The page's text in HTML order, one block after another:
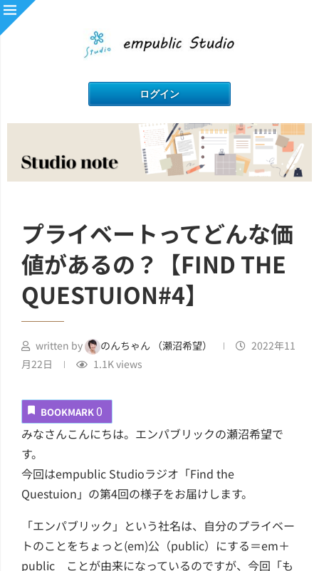
プライベートってどんな価
値があるの？【FIND THE
QUESTUION#4】
written by のんちゃん （瀬沼希望）
2022年11
月22日
1.1K views
BOOKMARK0
みなさんこんにちは。エンパブリックの瀬沼希望で
す。
今回はempublic Studioラジオ「Find the
Questuion」の第4回の様子をお届けします。
「エンパブリック」という社名は、自分のプライベー
トのことをちょっと(em)公（public）にする＝em＋
public ことが由来になっているのですが、今回「も